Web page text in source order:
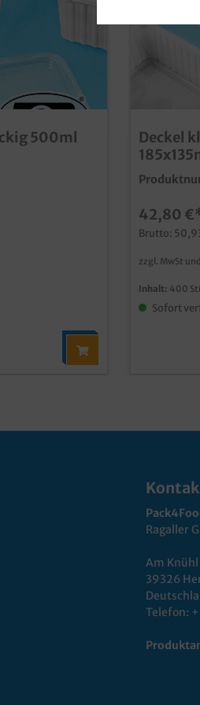
500ml
Deckel
42,80
Brutto:
zzgl. MwSt und
Inhalt: 400
Sofort
Ragaller
Am Knühl
39326
Telefon: